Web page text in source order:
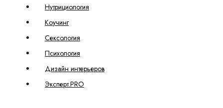
Нутрициология
Коучинг
Сексология
Психология
Дизайн интерьеров
Эксперт.PRO